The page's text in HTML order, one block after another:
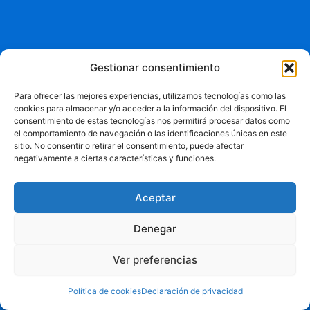
Gestionar consentimiento
Para ofrecer las mejores experiencias, utilizamos tecnologías como las
cookies para almacenar y/o acceder a la información del dispositivo. El
consentimiento de estas tecnologías nos permitirá procesar datos como
el comportamiento de navegación o las identificaciones únicas en este
sitio. No consentir o retirar el consentimiento, puede afectar
negativamente a ciertas características y funciones.
Aceptar
Denegar
Ver preferencias
Política de cookiesDeclaración de privacidad